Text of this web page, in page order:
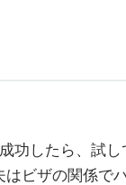
功したら、試
ビザの関係で